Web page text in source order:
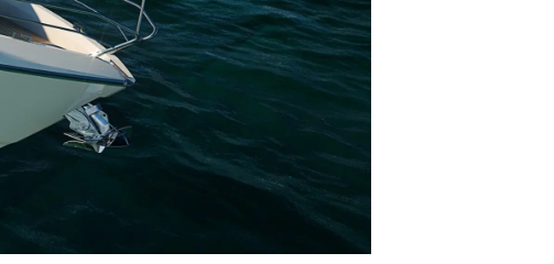
Yaşam Şekli̇